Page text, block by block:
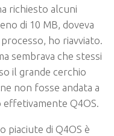
richiesto alcuni
di 10 MB, doveva
ho riavviato.
sembrava che stessi
il grande cerchio
non fosse andata a
effetivamente Q4OS.
piaciute di Q4OS è